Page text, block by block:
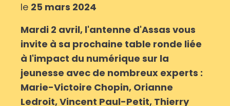
le 25 mars 2024
Mardi 2 avril, l'antenne d'Assas vous
invite à sa prochaine table ronde liée
à l'impact du numérique sur la
jeunesse avec de nombreux experts :
Marie-Victoire Chopin, Orianne
Ledroit, Vincent Paul-Petit, Thierry